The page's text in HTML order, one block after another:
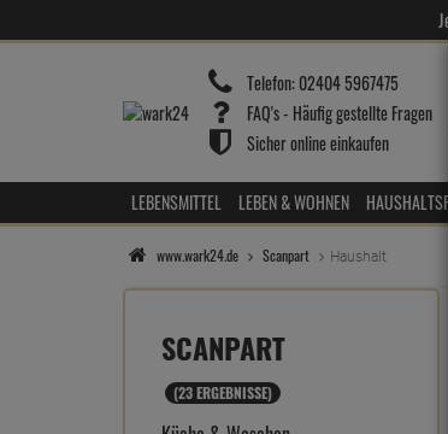
Telefon:02404 5967475
FAQ's - Häufig gestellte Fragen
Sicher online einkaufen
LEBENSMITTEL LEBEN & WOHNEN
www.wark24.de Scanpart Haushalt
SCANPART
(23 ERGEBNISSE)